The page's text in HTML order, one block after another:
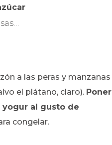
a las peras y manzanas
el plátano, claro). Poner
yogur al gusto de
congelar.